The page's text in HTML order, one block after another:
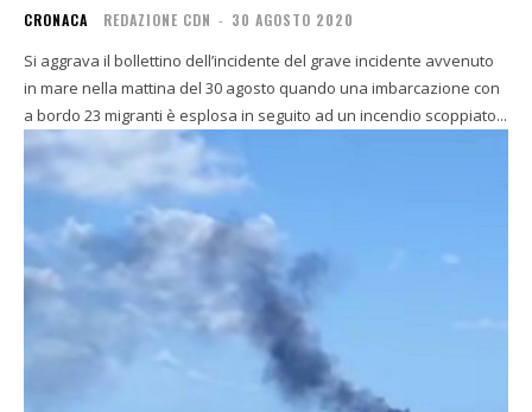
CRONACA REDAZIONE CDN - 30 AGOSTO 2020
Si aggrava il bollettino dell’incidente del grave incidente avvenuto
in mare nella mattina del 30 agosto quando una imbarcazione con
a bordo 23 migranti è esplosa in seguito ad un incendio scoppiato...